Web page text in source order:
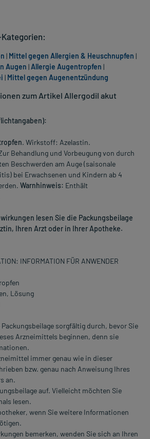
zum Artikel Allergodil akut
. Wirkstoff: Azelastin.
Behandlung und Vorbeugung von durch
Beschwerden am Auge (saisonale
bei Erwachsenen und Kindern ab 4
Warnhinweis: Enthält
lesen Sie die Packungsbeilage
Ihren Arzt oder in Ihrer Apotheke.
INFORMATION FÜR ANWENDER
Lösung
sorgfältig durch, bevor Sie
Arzneimittels beginnen, denn sie
immer genau wie in dieser
bzw. genau nach Anweisung Ihres
an.
auf. Vielleicht möchten Sie
lesen.
wenn Sie weitere Informationen
bemerken, wenden Sie sich an Ihren
| Mittel gegen Allergien & Heuschnupfen |
Augen |Allergie Augentropfen |
| Mittel gegen Augenentzündung